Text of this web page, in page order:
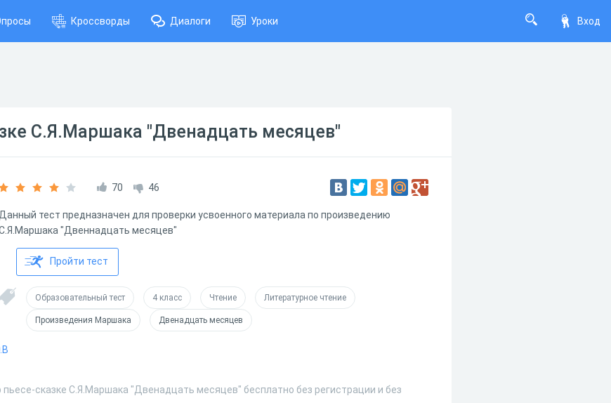
Вход
Кроссворды Диалоги Уроки
С.Я.Маршака "Двенадцать месяцев"
70 46
Данный тест предназначен для проверки усвоенного материала по произведению
"Двеннадцать месяцев"
Пройти тест
Образовательный тест 4 класс Чтение Литературное чтение
Произведения Маршака Двенадцать месяцев
пьесе-сказке С.Я.Маршака "Двенадцать месяцев" бесплатно без регистрации и без